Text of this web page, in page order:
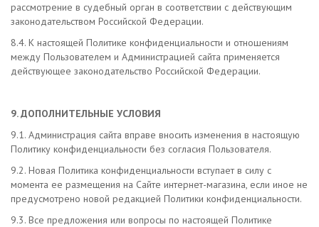
рассмотрение в судебный орган в соответствии с действующим
законодательством Российской Федерации.
8.4. К настоящей Политике конфиденциальности и отношениям
между Пользователем и Администрацией сайта применяется
действующее законодательство Российской Федерации.
9. ДОПОЛНИТЕЛЬНЫЕ УСЛОВИЯ
9.1. Администрация сайта вправе вносить изменения в настоящую
Политику конфиденциальности без согласия Пользователя.
9.2. Новая Политика конфиденциальности вступает в силу с
момента ее размещения на Сайте интернет-магазина, если иное не
предусмотрено новой редакцией Политики конфиденциальности.
9.3. Все предложения или вопросы по настоящей Политике